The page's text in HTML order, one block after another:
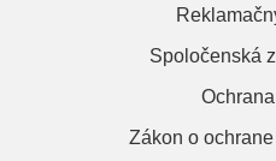
Spoločenská
Zákon o